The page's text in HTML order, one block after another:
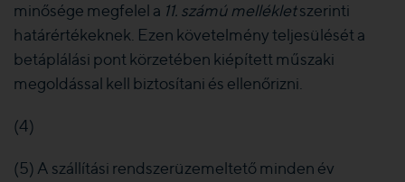
minősége megfelel a 11. számú mellékletszerinti
határértékeknek. Ezen követelmény teljesülését a
betáplálási pont körzetében kiépített műszaki
megoldással kell biztosítani és ellenőrizni.
(4)
(5) A szállítási rendszerüzemeltető minden év